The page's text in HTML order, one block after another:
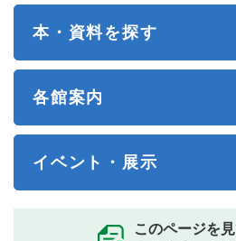
本・資料を探す
各館案内
イベント・展示
このページを